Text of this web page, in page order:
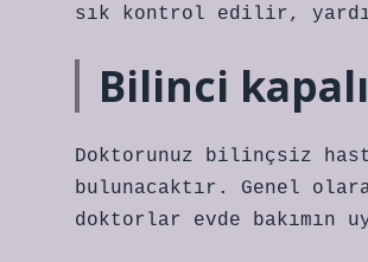
sık kontrol edilir,
Bilinci
Doktorunuz bilinçsiz
bulunacaktır. Genel
doktorlar evde bakımın